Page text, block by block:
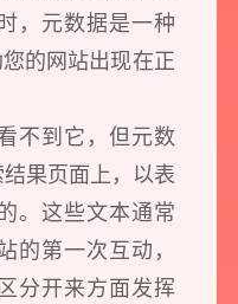
，元数据是一种
的网站出现在正
不到它，但元数
果页面上，以表
。这些文本通常
的第一次互动，
分开来方面发挥